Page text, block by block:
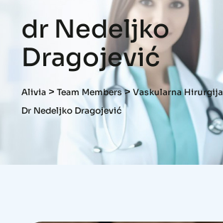
dr Nedeljko
Dragojević
Alivia > Team Members>Vaskularna Hirurgija
Dr Nedeljko Dragojević